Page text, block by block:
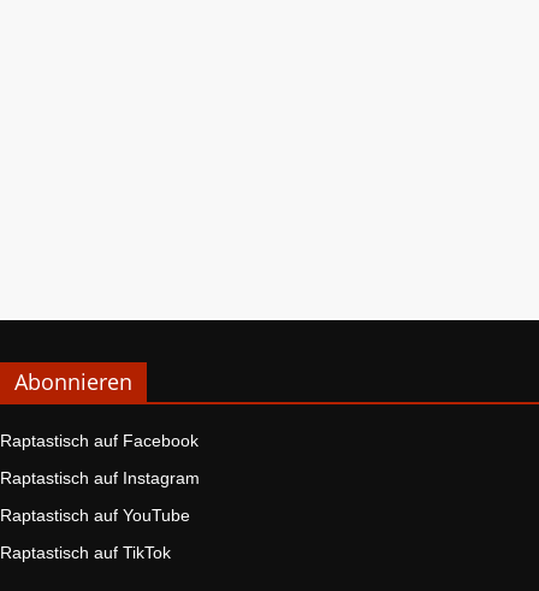
Abonnieren
Raptastisch auf Facebook
Raptastisch auf Instagram
Raptastisch auf YouTube
Raptastisch auf TikTok